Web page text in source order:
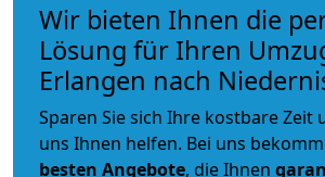
Wir bieten Ihnen die
Lösung für Ihren
Erlangen nach
Sparen Sie sich Ihre kostbare Zeit
uns Ihnen helfen. Bei uns
besten Angebote, die Ihnen